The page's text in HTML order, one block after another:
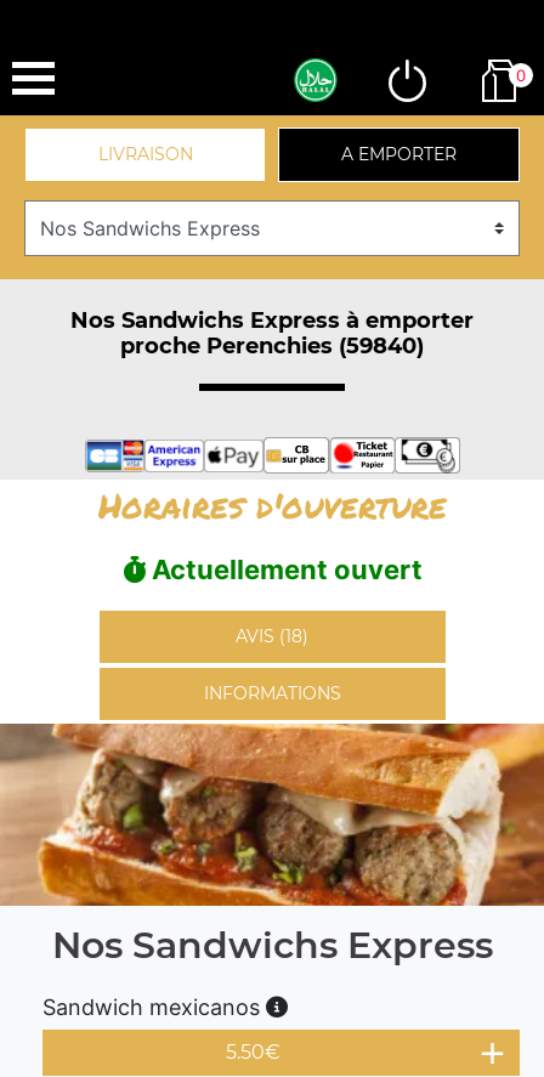
0
LIVRAISON A EMPORTER
Nos Sandwichs Express à emporter
proche Perenchies (59840)
Horaires d'ouverture
Actuellement ouvert
AVIS (18)
INFORMATIONS
Nos Sandwichs Express
Sandwich mexicanos
5.50€